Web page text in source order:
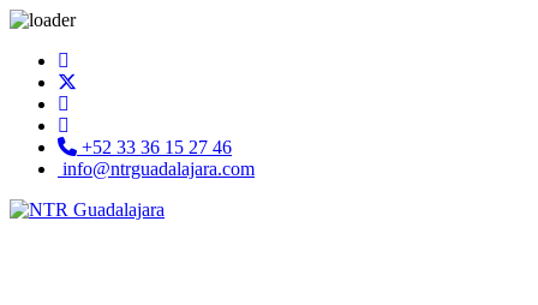
+52 33 36 15 27 46
info@ntrguadalajara.com